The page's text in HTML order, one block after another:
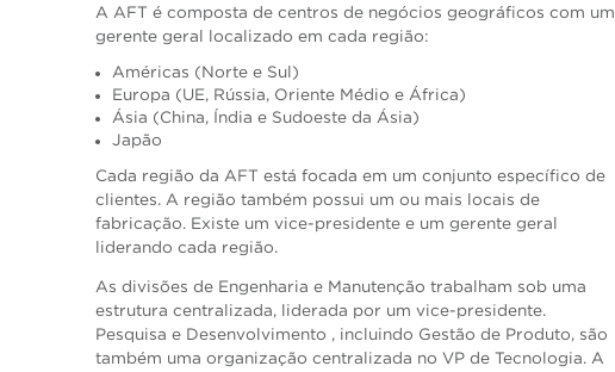
A AFT é composta de centros de negócios geográficos com um
gerente geral localizado em cada região:
Américas (Norte e Sul)
Europa (UE, Rússia, Oriente Médio e África)
Ásia (China, Índia e Sudoeste da Ásia)
Japão
Cada região da AFT está focada em um conjunto específico de
clientes. A região também possui um ou mais locais de
fabricação. Existe um vice-presidente e um gerente geral
liderando cada região.
As divisões de Engenharia e Manutenção trabalham sob uma
estrutura centralizada, liderada por um vice-presidente.
Pesquisa e Desenvolvimento , incluindo Gestão de Produto, são
também uma organização centralizada no VP de Tecnologia. A